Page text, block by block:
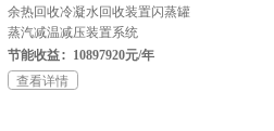
余热回收冷凝水回收装置闪蒸罐
蒸汽减温减压装置系统
节能收益：10897920元/年
查看详情